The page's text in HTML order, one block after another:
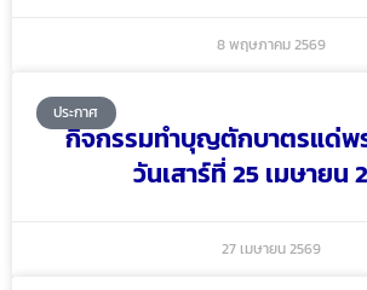
8 พฤษภาคม 2569
ประกาศ
กิจกรรมทำบุญตักบาตรแด่พ
วันเสาร์ที่ 25 เมษายน
27 เมษายน 2569